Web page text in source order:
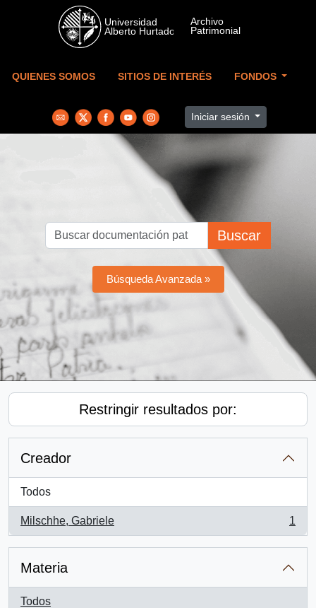
Skip to main content
QUIENES SOMOS SITIOS DE INTERÉS FONDOS
Iniciar sesión
Buscar
Búsqueda Avanzada »
Restringir resultados por:
Creador
Todos
Milschhe, Gabriele
, 1 resultados
1
Materia
Todos